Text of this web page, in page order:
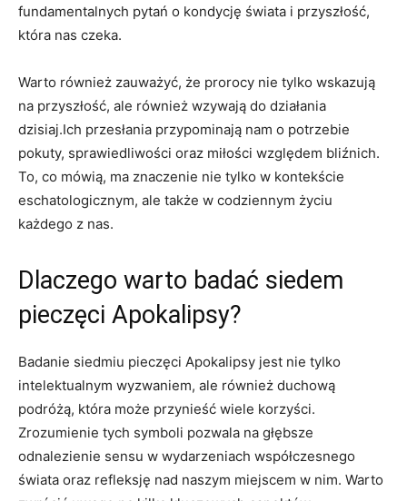
fundamentalnych pytań⁤ o kondycję świata i przyszłość,
która nas czeka.
Warto‍ również zauważyć, że prorocy nie tylko wskazują
na przyszłość, ale również wzywają do ⁢działania
dzisiaj.Ich przesłania przypominają nam o ‍potrzebie
pokuty, ⁢sprawiedliwości oraz miłości‍ względem ⁤bliźnich.
To, co mówią, ma ⁣znaczenie nie tylko ⁣w​ kontekście
eschatologicznym, ale⁣ także w codziennym życiu
⁤każdego z nas.
Dlaczego warto ‍badać siedem
⁢pieczęci ⁣Apokalipsy?
Badanie siedmiu pieczęci Apokalipsy ​jest nie tylko
intelektualnym⁢ wyzwaniem, ale‌ również duchową
podróżą, która ‌może‌ przynieść wiele korzyści.
Zrozumienie tych symboli pozwala na głębsze
odnalezienie​ sensu w wydarzeniach ​współczesnego
świata oraz refleksję nad naszym miejscem w nim. Warto